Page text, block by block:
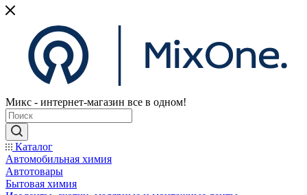
Микс - интернет-магазин все в одном!
Каталог
Автомобильная химия
Автотовары
Бытовая химия